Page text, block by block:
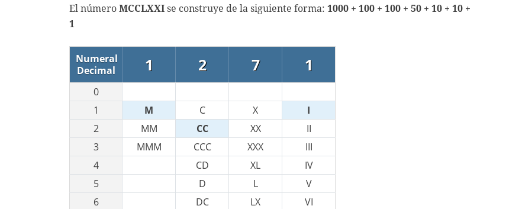
El número MCCLXXI se construye de la siguiente forma: 1000 + 100 + 100 + 50 + 10 + 10 +
1
Numeral
Decimal
1 2 7 1
0
1
M C X
I
2
MM CC XX
II
3
MMM CCC XXX
III
4
CD XL
IV
5
D L
V
6
DC LX
VI